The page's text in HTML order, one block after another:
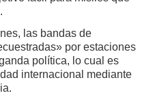
las bandas de
por estaciones
política, lo cual es
internacional mediante